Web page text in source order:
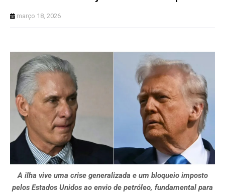
março 18, 2026
A ilha vive uma crise generalizada e um bloqueio imposto
pelos Estados Unidos ao envio de petróleo, fundamental para